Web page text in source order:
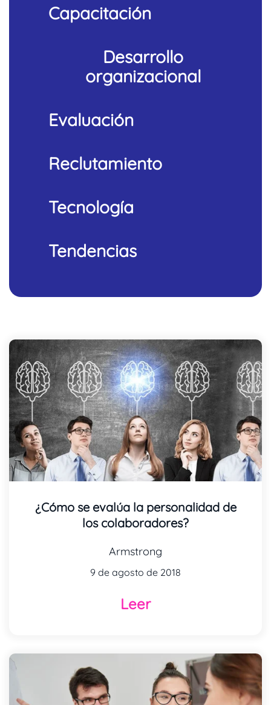
Capacitación
Desarrollo
organizacional
Evaluación
Reclutamiento
Tecnología
Tendencias
¿Cómo se evalúa la personalidad de
los colaboradores?
Armstrong
9 de agosto de 2018
Leer